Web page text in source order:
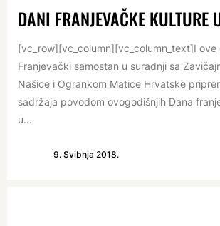
DANI FRANJEVAČKE KULTURE
[vc_row][vc_column][vc_column_text]I ove
Franjevački samostan u suradnji sa
Našice i Ogrankom Matice Hrvatske
sadržaja povodom ovogodišnjih Dana
u...
9. Svibnja 2018.